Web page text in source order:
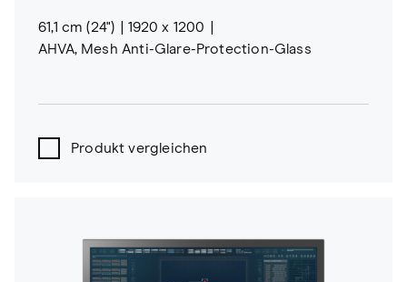
61,1 cm (24")
1920 x 1200
AHVA, Mesh Anti-Glare-Protection-Glass
Produkt vergleichen